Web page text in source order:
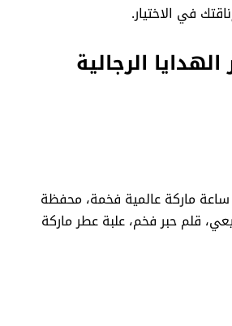
في الاختيار.
الرجالية
ماركة عالمية فخمة، محفظة
قلم حبر فخم، علبة عطر ماركة